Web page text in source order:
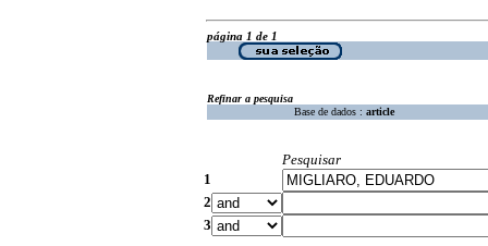
página 1 de 1
Refinar a pesquisa
Base de dados : article
Pesquisar
1
2
3